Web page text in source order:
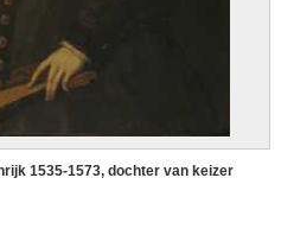
1535-1573, dochter van keizer